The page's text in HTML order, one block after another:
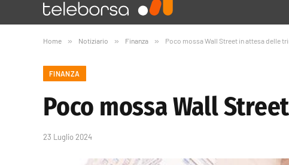
Home » Notiziario » Finanza » Poco mossa Wall Street in attesa delle
FINANZA
Poco mossa Wall
23 Luglio 2024